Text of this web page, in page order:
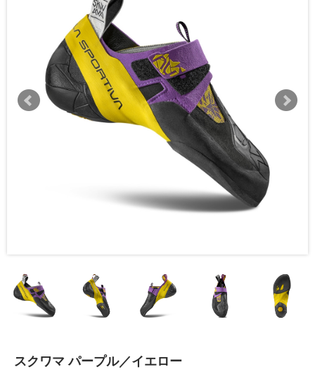
スクワマ パープル／イエロー